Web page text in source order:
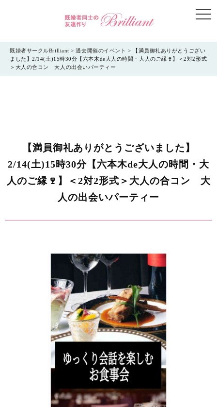
既婚者サークルBrilliant >過去開催のイベント >
【満員御礼ありがとうござい
ました】2/14(土)15時30分【六本木de大人の時間・大人のご縁🍷】＜2対2形式
＞大人の合コン 大人の出会いパーティー
【満員御礼ありがとうございました】
2/14(土)15時30分【六本木de大人の時間・大
人のご縁🍷】＜2対2形式＞大人の合コン 大
人の出会いパーティー